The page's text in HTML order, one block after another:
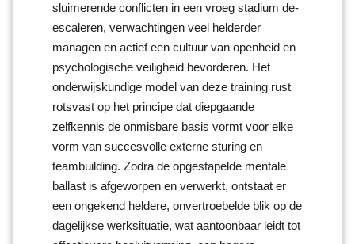
sluimerende conflicten in een vroeg stadium de-
escaleren, verwachtingen veel helderder
managen en actief een cultuur van openheid en
psychologische veiligheid bevorderen. Het
onderwijskundige model van deze training rust
rotsvast op het principe dat diepgaande
zelfkennis de onmisbare basis vormt voor elke
vorm van succesvolle externe sturing en
teambuilding. Zodra de opgestapelde mentale
ballast is afgeworpen en verwerkt, ontstaat er
een ongekend heldere, onvertroebelde blik op de
dagelijkse werksituatie, wat aantoonbaar leidt tot